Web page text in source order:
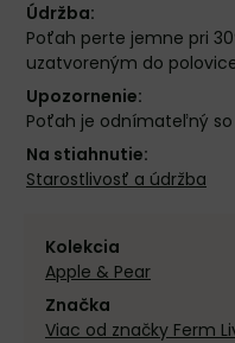
Údržba:
Poťah perte jemne pri
uzatvoreným do
Upozornenie:
Poťah je odnímateľný
Na stiahnutie:
Starostlivosť a údržba
Kolekcia
Apple & Pear
Značka
Viac od značky Ferm